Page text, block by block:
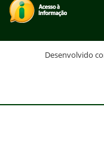
Desenvolvido